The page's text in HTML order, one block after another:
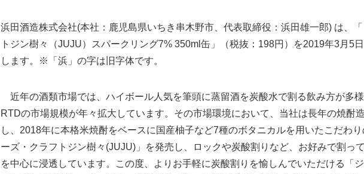
浜田酒造株式会社(本社：鹿児島県いちき串木野市、代表取締役：浜田雄一郎) は、
トジン樹々（JUJU）スパークリング7% 350ml缶」（税抜：198円）を2019年3月5
します。※「浜」の字は旧字体です。
近年の酒類市場では、ハイボール人気を筆頭に蒸留酒を炭酸水で割る飲み方が多
RTDの市場規模が年々拡大しています。その市場環境において、当社は長年の焼酎
し、2018年に本格米焼酎をベースに国産柚子など7種のボタニカルを用いたこだわ
ーズ・クラフトジン樹々(JUJU)」を発売し、ロックや炭酸割りなど、お好みで割っ
を中心に浸透しています。この度、よりお手軽に炭酸割りを愉しんでいただける「